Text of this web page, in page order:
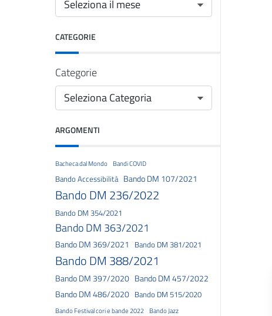
CATEGORIE
Categorie
ARGOMENTI
Bacheca dal Mondo Bandi COVID
Bando Accessibilità Bando DM 107/2021
Bando DM 236/2022
Bando DM 354/2021
Bando DM 363/2021
Bando DM 369/2021 Bando DM 381/2021
Bando DM 388/2021
Bando DM 397/2020 Bando DM 457/2022
Bando DM 486/2020 Bando DM 515/2020
Bando Festival cori e bande 2022 Bando Jazz